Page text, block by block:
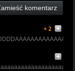
komentarz
+ 2